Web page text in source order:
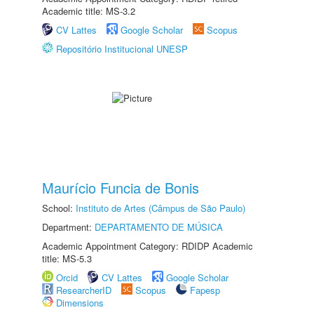
Academic title: MS-3.2
CV Lattes
Google Scholar
Scopus
Repositório Institucional UNESP
Maurício Funcia de Bonis
School: Instituto de Artes (Câmpus de São Paulo)
Department: DEPARTAMENTO DE MÚSICA
Academic Appointment Category: RDIDP Academic
title: MS-5.3
Orcid
CV Lattes
Google Scholar
ResearcherID
Scopus
Fapesp
Dimensions